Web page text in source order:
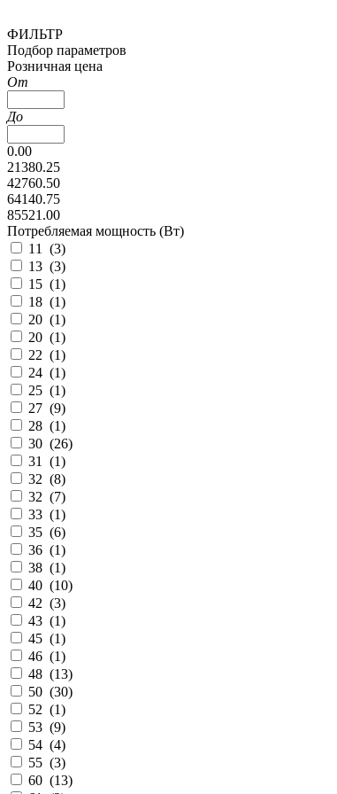
ФИЛЬТР
Подбор параметров
Розничная цена
От
До
0.00
21380.25
42760.50
64140.75
85521.00
Потребляемая мощность (Вт)
11 (3)
13 (3)
15 (1)
18 (1)
20 (1)
20 (1)
22 (1)
24 (1)
25 (1)
27 (9)
28 (1)
30 (26)
31 (1)
32 (8)
32 (7)
33 (1)
35 (6)
36 (1)
38 (1)
40 (10)
42 (3)
43 (1)
45 (1)
46 (1)
48 (13)
50 (30)
52 (1)
53 (9)
54 (4)
55 (3)
60 (13)